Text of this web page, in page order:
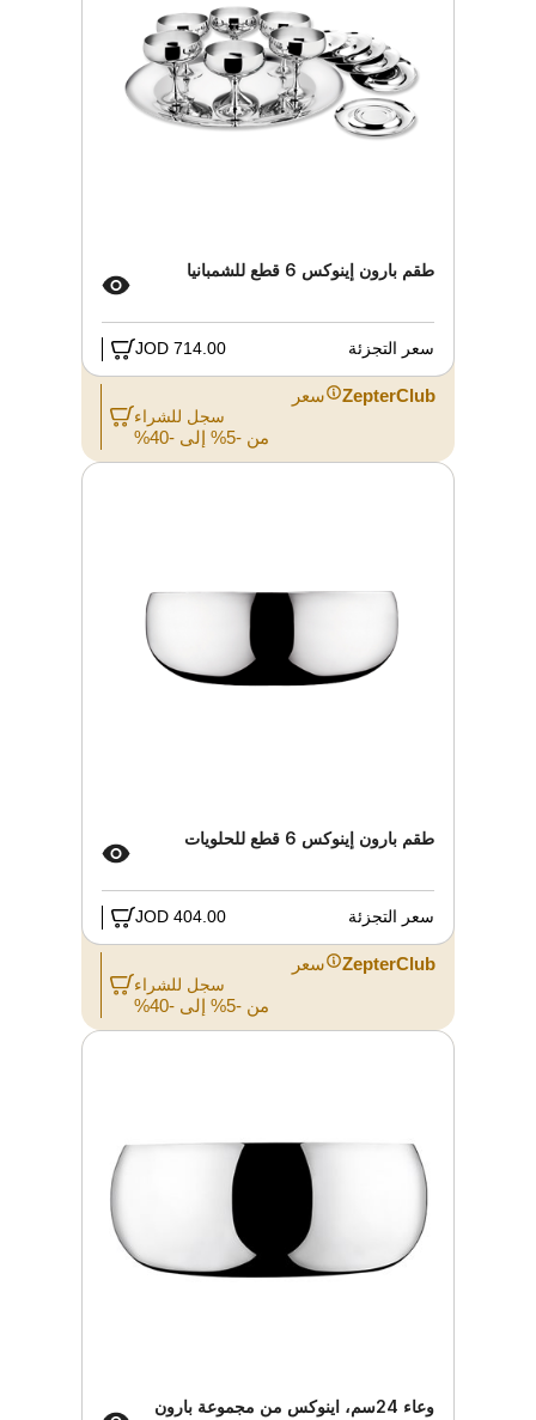
طقم بارون إينوكس 6 قطع للشمبانيا
سعر التجزئة 714.00 JOD
ZepterClub سعر
سجل للشراء
من -5% إلى -40%
طقم بارون إينوكس 6 قطع للحلويات
سعر التجزئة 404.00 JOD
ZepterClub سعر
سجل للشراء
من -5% إلى -40%
وعاء 24سم، اينوكس من مجموعة بارون